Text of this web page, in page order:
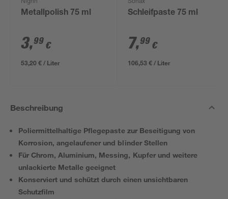
Nigrin
Metallpolish 75 ml
3,99 €
53,20 € / Liter
Sonax
Schleifpaste 75 ml
7,99 €
106,53 € / Liter
Beschreibung
Poliermittelhaltige Pflegepaste zur Beseitigung von
Korrosion, angelaufener und blinder Stellen
Für Chrom, Aluminium, Messing, Kupfer und weitere
unlackierte Metalle geeignet
Konserviert und schützt durch einen unsichtbaren
Schutzfilm